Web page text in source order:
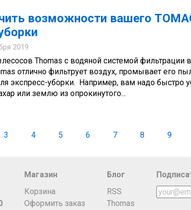
возможности вашего
2019
Thomas с водяной системой
отлично фильтрует воздух, промывает его
экспресс-уборки. Например, вам надо быстро
или землю из опрокинутого...
3 4 5 6 7 8 9
Магазин
Корзина
Оформить заказ
Блог
RSS
Thomas